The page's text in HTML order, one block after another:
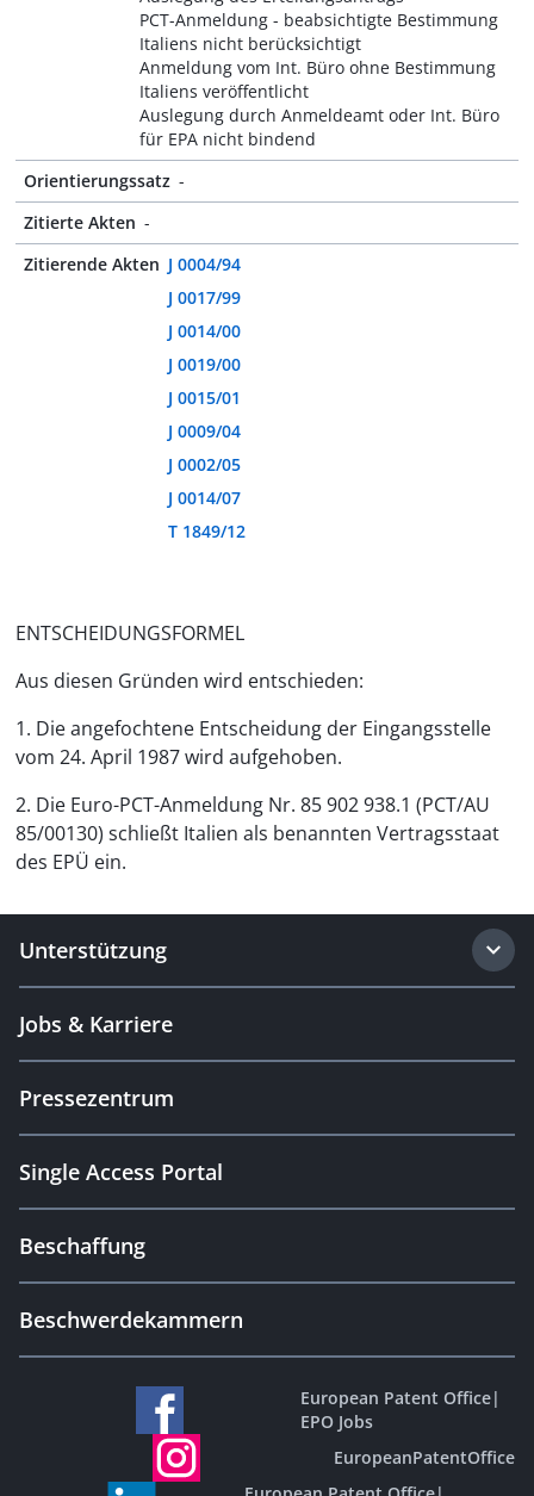
PCT-Anmeldung - beabsichtigte Bestimmung
Italiens nicht berücksichtigt
Anmeldung vom Int. Büro ohne Bestimmung
Italiens veröffentlicht
Auslegung durch Anmeldeamt oder Int. Büro
für EPA nicht bindend
Orientierungssatz -
Zitierte Akten -
Zitierende Akten J 0004/94
J 0017/99
J 0014/00
J 0019/00
J 0015/01
J 0009/04
J 0002/05
J 0014/07
T 1849/12
ENTSCHEIDUNGSFORMEL
Aus diesen Gründen wird entschieden:
1. Die angefochtene Entscheidung der Eingangsstelle
vom 24. April 1987 wird aufgehoben.
2. Die Euro-PCT-Anmeldung Nr. 85 902 938.1 (PCT/AU
85/00130) schließt Italien als benannten Vertragsstaat
des EPÜ ein.
Unterstützung
Jobs & Karriere
Pressezentrum
Single Access Portal
Beschaffung
Beschwerdekammern
European Patent Office|
EPO Jobs
EuropeanPatentOffice